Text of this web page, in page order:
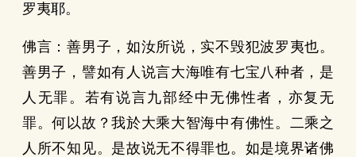
罗夷耶。
佛言：善男子，如汝所说，实不毁犯波罗夷也。
善男子，譬如有人说言大海唯有七宝八种者，是
人无罪。若有说言九部经中无佛性者，亦复无
罪。何以故？我於大乘大智海中有佛性。二乘之
人所不知见。是故说无不得罪也。如是境界诸佛